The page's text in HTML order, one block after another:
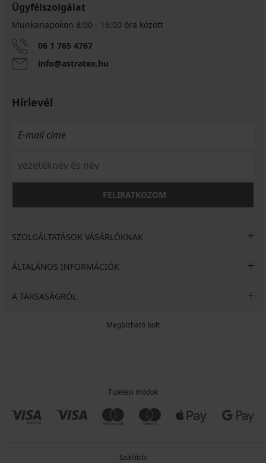
Ügyfélszolgálat
Munkanapokon 8:00 - 16:00 óra között
06 1 765 4767
info@astratex.hu
Hírlevél
FELIRATKOZOM
SZOLGÁLTATÁSOK VÁSÁRLÓKNAK
ÁLTALÁNOS INFORMÁCIÓK
A TÁRSASÁGRÓL
Megbízható bolt
Fizetési módok
Szállítók